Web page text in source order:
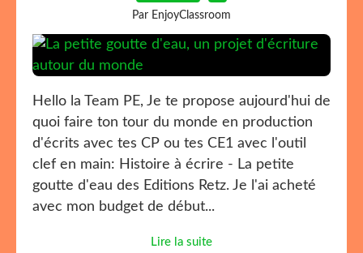
Par EnjoyClassroom
Hello la Team PE, Je te propose aujourd'hui de
quoi faire ton tour du monde en production
d'écrits avec tes CP ou tes CE1 avec l'outil
clef en main: Histoire à écrire - La petite
goutte d'eau des Editions Retz. Je l'ai acheté
avec mon budget de début...
Lire la suite